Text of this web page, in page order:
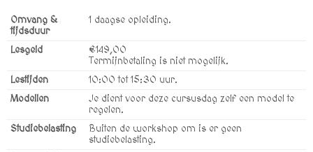
Omvang &
tijdsduur
1 daagse opleiding.
Lesgeld
€149,00
Termijnbetaling is niet mogelijk.
Lestijden
10:00 tot 15:30 uur.
Modellen
Je dient voor deze cursusdag zelf een model te
regelen.
Studiebelasting
Buiten de workshop om is er geen
studiebelasting.